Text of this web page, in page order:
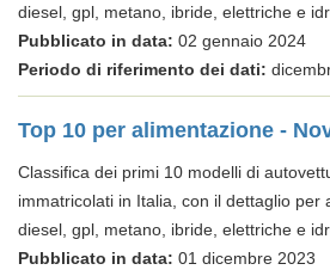
diesel, gpl, metano, ibride, elettriche e
Pubblicato in data: 02 gennaio 2024
Periodo di riferimento dei dati:
Top 10 per alimentazione -
Classifica dei primi 10 modelli di
immatricolati in Italia, con il dettaglio per
diesel, gpl, metano, ibride, elettriche e
Pubblicato in data: 01 dicembre 2023